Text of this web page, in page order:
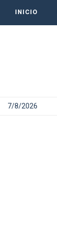
INICIO
7/8/2026